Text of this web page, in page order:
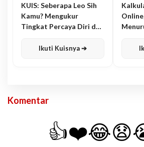
KUIS: Seberapa Leo Sih
Kamu? Mengukur
Tingkat Percaya Diri dan
Ikuti Kuisnya ➔
Komentar
👍❤️😂😧